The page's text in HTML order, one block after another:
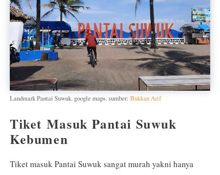
Landmark Pantai Suwuk. google maps. sumber: Bukkan Arif
Tiket Masuk Pantai Suwuk
Kebumen
Tiket masuk Pantai Suwuk sangat murah yakni hanya